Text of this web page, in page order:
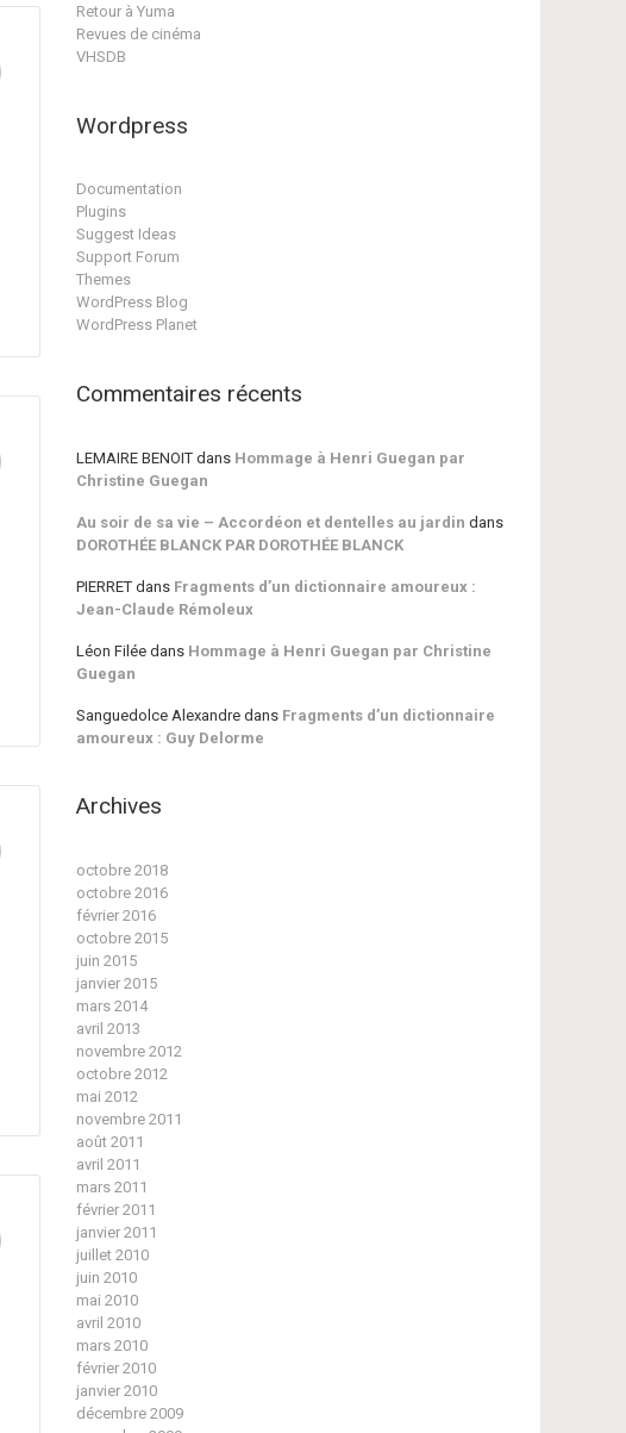
Retour à Yuma
Revues de cinéma
VHSDB
Wordpress
Documentation
Plugins
Suggest Ideas
Support Forum
Themes
WordPress Blog
WordPress Planet
Commentaires récents
LEMAIRE BENOIT dans Hommage à Henri Guegan par
Christine Guegan
Au soir de sa vie – Accordéon et dentelles au jardin dans
DOROTHÉE BLANCK PAR DOROTHÉE BLANCK
PIERRET dans Fragments d’un dictionnaire amoureux :
Jean-Claude Rémoleux
Léon Filée dans Hommage à Henri Guegan par Christine
Guegan
Sanguedolce Alexandre dans Fragments d’un dictionnaire
amoureux : Guy Delorme
Archives
octobre 2018
octobre 2016
février 2016
octobre 2015
juin 2015
janvier 2015
mars 2014
avril 2013
novembre 2012
octobre 2012
mai 2012
novembre 2011
août 2011
avril 2011
mars 2011
février 2011
janvier 2011
juillet 2010
juin 2010
mai 2010
avril 2010
mars 2010
février 2010
janvier 2010
décembre 2009